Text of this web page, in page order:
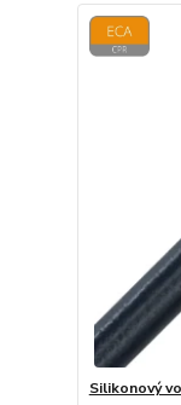
Silikonový